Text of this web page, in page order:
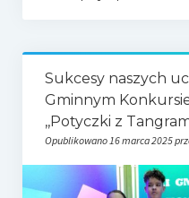
Poczta szkolna
Dziennik elektroniczny
Logowanie
Sukcesy naszych
Gminnym
,,Potyczki z
Opublikowano 16 marca 2025